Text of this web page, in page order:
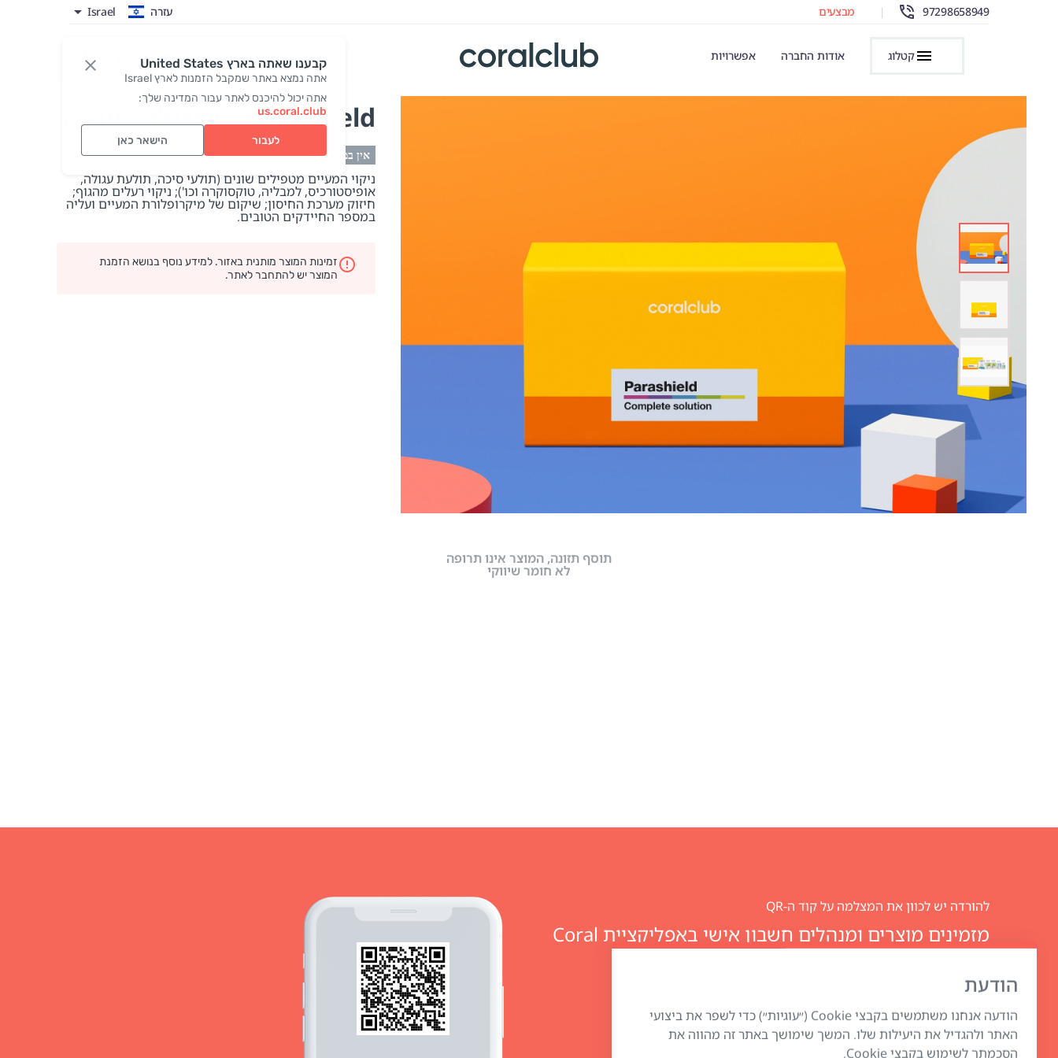
קבענו שאתה בארץ United States
אתה נמצא באתר שמקבל הזמנות לארץ Israel
אתה יכול להיכנס לאתר עבור המדינה שלך:
us.coral.club
לעבור הישאר כאן
97298658949
| מבצעים עזרה Israel
קטלוג אודות החברה אפשרויות כניסה
Parashield (פרשילד) , ערכה
אין במלאי
ניקוי המעיים מטפילים שונים (תולעי סיכה, תולעת עגולה,
אופיסטורכיס, למבליה, טוקסוקרה וכו'); ניקוי רעלים מהגוף;
חיזוק מערכת החיסון; שיקום של מיקרופלורת המעיים ועליה
במספר החיידקים הטובים.
זמינות המוצר מותנית באזור. למידע נוסף בנושא הזמנת
המוצר יש להתחבר לאתר.
תוסף תזונה, המוצר אינו תרופה
לא חומר שיווקי
הודעת
הודעה אנחנו משתמשים בקבצי Cookie (״עוגיות״) כדי לשפר את ביצועי
האתר ולהגדיל את היעילות שלו. המשך שימושך באתר זה מהווה את
הסכמתך לשימוש בקבצי Cookie.
להורדה יש לכוון את המצלמה על קוד ה-QR
מזמינים מוצרים ומנהלים חשבון אישי באפליקציית Coral